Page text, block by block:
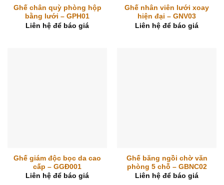
Ghế chân quỳ phòng hộp
bằng lưới – GPH01
Liên hệ để báo giá
Ghế nhân viên lưới xoay
hiện đại – GNV03
Liên hệ để báo giá
Ghế giám độc bọc da cao
cấp – GGĐ001
Liên hệ để báo giá
Ghế băng ngồi chờ văn
phòng 5 chỗ – GBNC02
Liên hệ để báo giá